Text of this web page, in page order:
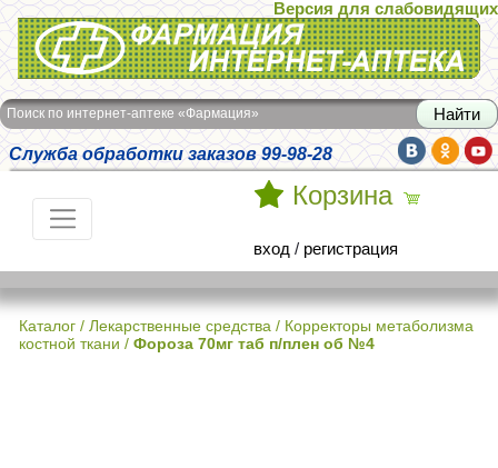
Интернет-аптека Фармация
Версия для слабовидящих
Поиск по интернет-аптеке «Фармация»
Служба обработки заказов 99-98-28
Корзина
вход / регистрация
Каталог / Лекарственные средства / Корректоры метаболизма
костной ткани / Фороза 70мг таб п/плен об №4